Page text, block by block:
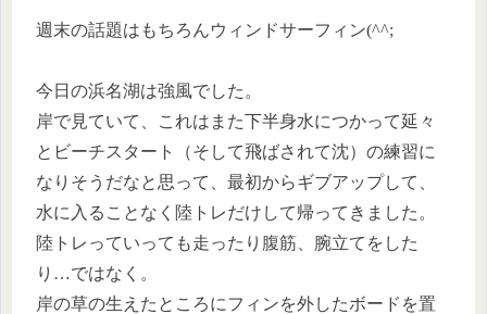
週末の話題はもちろんウィンドサーフィン(^^;
今日の浜名湖は強風でした。
岸で見ていて、これはまた下半身水につかって延々
とビーチスタート（そして飛ばされて沈）の練習に
なりそうだなと思って、最初からギブアップして、
水に入ることなく陸トレだけして帰ってきました。
陸トレっていっても走ったり腹筋、腕立てをした
り…ではなく。
岸の草の生えたところにフィンを外したボードを置